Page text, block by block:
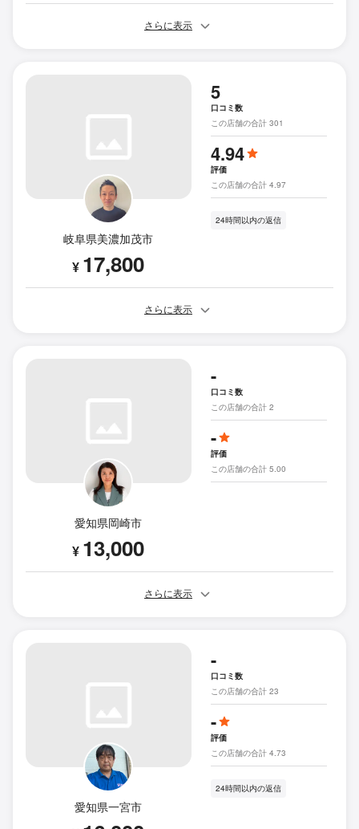
さらに表示
岐阜県美濃加茂市
¥ 17,800
5
口コミ数
この店舗の合計 301
4.94
評価
この店舗の合計 4.97
24時間以内の返信
さらに表示
愛知県岡崎市
¥ 13,000
-
口コミ数
この店舗の合計 2
-
評価
この店舗の合計 5.00
さらに表示
愛知県一宮市
-
口コミ数
この店舗の合計 23
-
評価
この店舗の合計 4.73
24時間以内の返信